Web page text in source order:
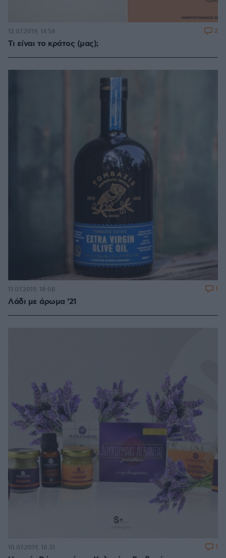
Τι είναι το κράτος (μας);
12.07.2019, 14:58 2
Λάδι με άρωμα '21
11.07.2019, 18:08 1
10.07.2019, 18:31 1